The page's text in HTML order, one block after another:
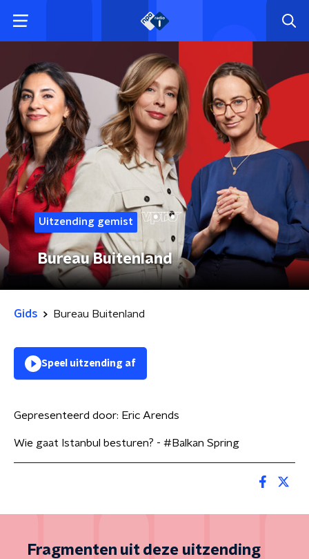
Uitzending gemist
Bureau Buitenland
Gids Bureau Buitenland
Speel uitzending af
Gepresenteerd door: Eric Arends
Wie gaat Istanbul besturen? - #Balkan Spring
Fragmenten uit deze uitzending